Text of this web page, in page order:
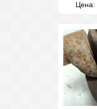
Цена: